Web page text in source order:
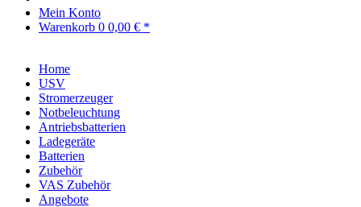
Mein Konto
Warenkorb 0 0,00 € *
Home
USV
Stromerzeuger
Notbeleuchtung
Antriebsbatterien
Ladegeräte
Batterien
Zubehör
VAS Zubehör
Angebote